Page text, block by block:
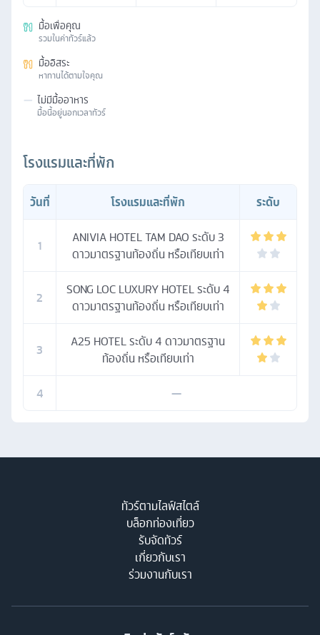
มื้อเพื่อคุณ
รวมในค่าทัวร์แล้ว
มื้ออิสระ
หาทานได้ตามใจคุณ
— ไม่มีมื้ออาหาร
มื้อนี้อยู่นอกเวลาทัวร์
โรงแรมและที่พัก
วันที่ โรงแรมและที่พัก ระดับ
1
ANIVIA HOTEL TAM DAO ระดับ 3
ดาวมาตรฐานท้องถิ่น หรือเทียบเท่า
2
SONG LOC LUXURY HOTEL ระดับ 4
ดาวมาตรฐานท้องถิ่น หรือเทียบเท่า
3
A25 HOTEL ระดับ 4 ดาวมาตรฐาน
ท้องถิ่น หรือเทียบเท่า
4
—
ทัวร์ตามไลฟ์สไตล์
บล็อกท่องเที่ยว
รับจัดทัวร์
เกี่ยวกับเรา
ร่วมงานกับเรา